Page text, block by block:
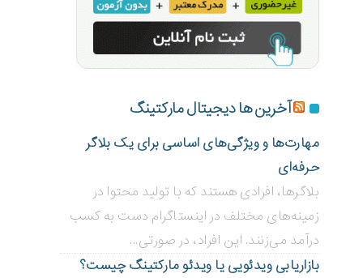
آخرین ها دیجیتال مارکتینگ
مهارت‌ها و ویژگی‌های اساسی برای یک بلاگر
حرفه‌ای
بلاگر‌ها، افرادی هستند که با تولید محتوا در
زمینه‌های مختلف در اینستاگرام دست به کسب
درآمد می‌زنند. این افراد، در صورتی...
بازاریابی ویدئویی ‌یا ویدئو مارکتینگ چیست؟